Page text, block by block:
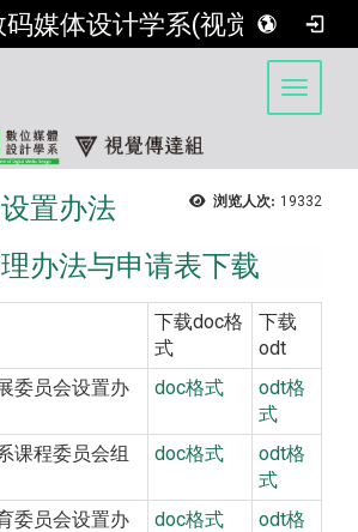
亚洲大学数码媒体设计学系(视觉传达组)
Toggle
浏览人次: 19332
置办法
办法与申请表下载
下载doc格
式
下载
odt
委员会设置办
doc格式
odt格
式
课程委员会组
doc格式
odt格
式
委员会设置办
doc格式
odt格